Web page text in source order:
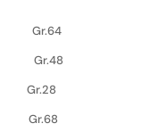
Gr.64
Gr.48
Gr.28
Gr.68